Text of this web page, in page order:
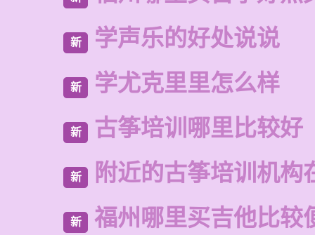
新 学声乐的好处说说
新 学尤克里里怎么样
新 古筝培训哪里比较好
新 附近的古筝培训机构
新 福州哪里买吉他比较